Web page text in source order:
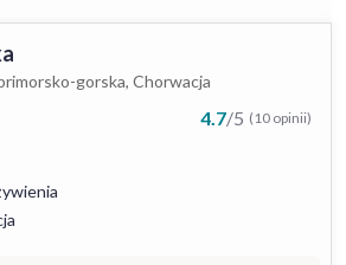
gorska, Chorwacja
4.7/5 (10 opinii)